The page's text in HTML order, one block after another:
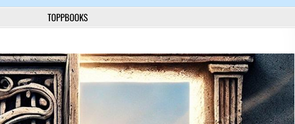
TOPPBOOKS